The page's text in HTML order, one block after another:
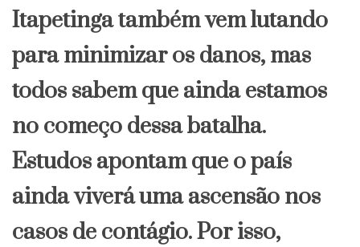
Itapetinga também vem lutando
para minimizar os danos, mas
todos sabem que ainda estamos
no começo dessa batalha.
Estudos apontam que o país
ainda viverá uma ascensão nos
casos de contágio. Por isso,